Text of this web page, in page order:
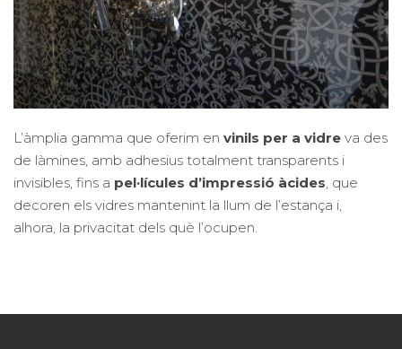
L’àmplia gamma que oferim en vinils per a vidre va des
de làmines, amb adhesius totalment transparents i
invisibles, fins a pel·lícules d’impressió àcides, que
decoren els vidres mantenint la llum de l’estança i,
alhora, la privacitat dels què l’ocupen.